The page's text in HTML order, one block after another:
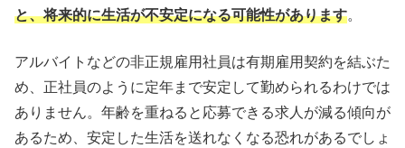
と、将来的に生活が不安定になる可能性があります。
アルバイトなどの非正規雇用社員は有期雇用契約を結ぶた
め、正社員のように定年まで安定して勤められるわけでは
ありません。年齢を重ねると応募できる求人が減る傾向が
あるため、安定した生活を送れなくなる恐れがあるでしょ